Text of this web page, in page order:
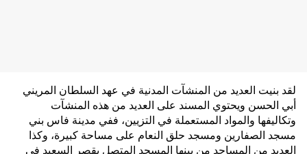
لقد بنيت العديد من المنشآت المدنية في عهد السلطان المريني
أبي الحسن ويحتوي المسند على العديد من هذه المنشآت
وتكاليفها والمواد المستعملة في التزيين، ففي مدينة فاس بني
مسجد الصفارين ومسجد حلق النعام على مساحة كبيرة، وكذا
العديد من المساجد من بينها المسجد المتصل بقصر السعيد في